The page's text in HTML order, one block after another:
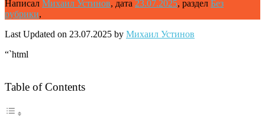
Написал Михаил Устинов, дата 23.07.2025, раздел Без
рубрики,
Last Updated on 23.07.2025 by Михаил Устинов
“`html
Table of Contents